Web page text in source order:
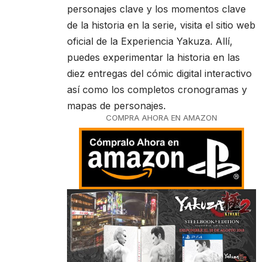
personajes clave y los momentos clave
de la historia en la serie, visita el sitio web
oficial de la Experiencia Yakuza. Allí,
puedes experimentar la historia en las
diez entregas del cómic digital interactivo
así como los completos cronogramas y
mapas de personajes.
COMPRA AHORA EN AMAZON